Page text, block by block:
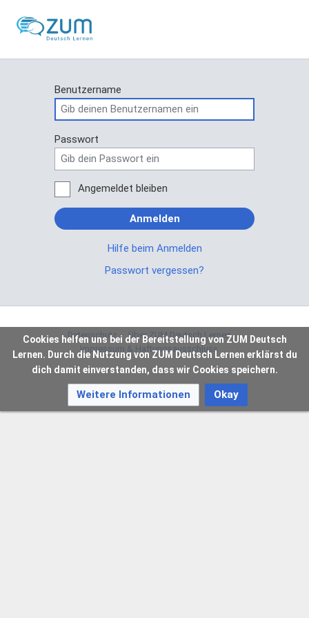
Benutzername
Passwort
Angemeldet bleiben
Anmelden
Hilfe beim Anmelden
Passwort vergessen?
Datenschutz
Über ZUM Deutsch Lernen
Impressum & Haftungsausschluss
Cookies helfen uns bei der Bereitstellung von ZUM Deutsch
Lernen. Durch die Nutzung von ZUM Deutsch Lernen erklärst du
dich damit einverstanden, dass wir Cookies speichern.
Weitere Informationen Okay